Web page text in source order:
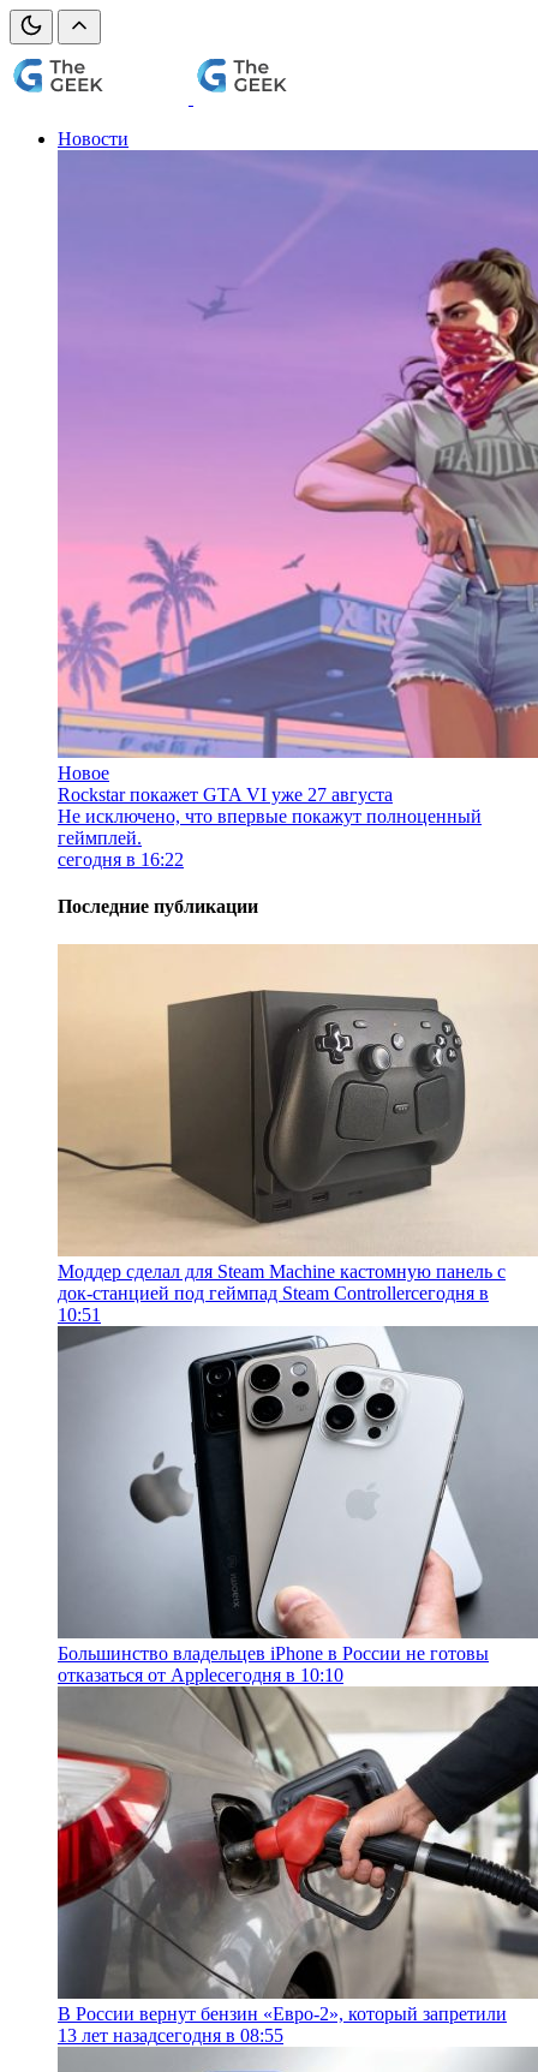
Новости
Новое
Rockstar покажет GTA VI уже 27 августа
Не исключено, что впервые покажут полноценный
геймплей.
сегодня в 16:22
Последние публикации
Моддер сделал для Steam Machine кастомную панель с
док-станцией под геймпад Steam Controllerсегодня в
10:51
Большинство владельцев iPhone в России не готовы
отказаться от Appleсегодня в 10:10
В России вернут бензин «Евро-2», который запретили
13 лет назадсегодня в 08:55